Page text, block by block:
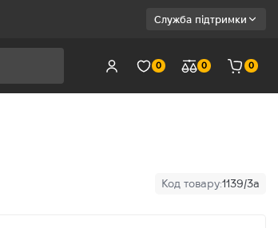
Служба підтримки
0 0 0
Код товару:1139/3a